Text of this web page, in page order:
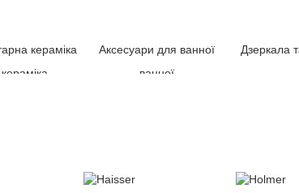
кераміка Аксесуари для ванної Дзеркала